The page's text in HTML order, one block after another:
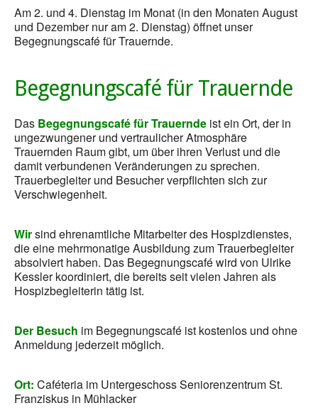
Am 2. und 4. Dienstag im Monat (in den Monaten August
und Dezember nur am 2. Dienstag) öffnet unser
Begegnungscafé für Trauernde.
Begegnungscafé für Trauernde
Das Begegnungscafé für Trauernde ist ein Ort, der in
ungezwungener und vertraulicher Atmosphäre
Trauernden Raum gibt, um über ihren Verlust und die
damit verbundenen Veränderungen zu sprechen.
Trauerbegleiter und Besucher verpflichten sich zur
Verschwiegenheit.
Wirsind ehrenamtliche Mitarbeiter des Hospizdienstes,
die eine mehrmonatige Ausbildung zum Trauerbegleiter
absolviert haben. Das Begegnungscafé wird von Ulrike
Kessler koordiniert, die bereits seit vielen Jahren als
Hospizbegleiterin tätig ist.
Der Besuch im Begegnungscafé ist kostenlos und ohne
Anmeldung jederzeit möglich.
Ort: Caféteria im Untergeschoss Seniorenzentrum St.
Franziskus in Mühlacker